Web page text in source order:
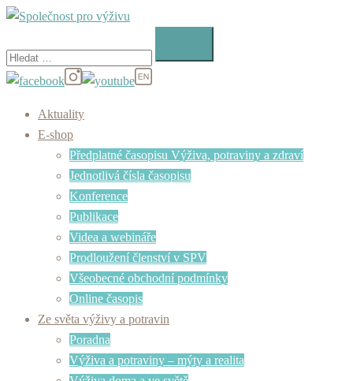
Skip
content
Aktuality
E-shop
Předplatné časopisu Výživa, potraviny a zdraví
Jednotlivá čísla časopisu
Konference
Publikace
Videa a webináře
Prodloužení členství v SPV
Všeobecné obchodní podmínky
Online časopis
Ze světa výživy a potravin
Poradna
Výživa a potraviny – mýty a realita